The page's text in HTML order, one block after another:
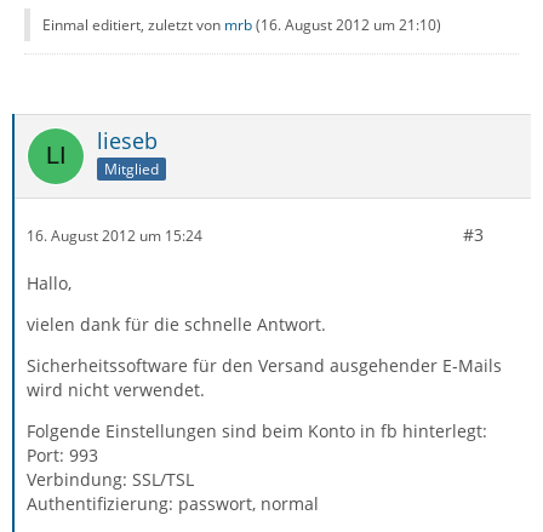
Einmal editiert, zuletzt von mrb(16. August 2012 um 21:10)
lieseb
Mitglied
16. August 2012 um 15:24 #3
Hallo,
vielen dank für die schnelle Antwort.
Sicherheitssoftware für den Versand ausgehender E-Mails
wird nicht verwendet.
Folgende Einstellungen sind beim Konto in fb hinterlegt:
Port: 993
Verbindung: SSL/TSL
Authentifizierung: passwort, normal